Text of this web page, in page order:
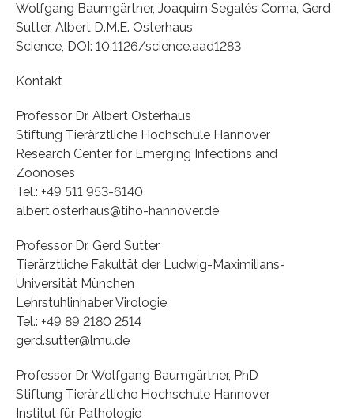
Wolfgang Baumgärtner, Joaquim Segalés Coma, Gerd
Sutter, Albert D.M.E. Osterhaus
Science, DOI: 10.1126/science.aad1283
Kontakt
Professor Dr. Albert Osterhaus
Stiftung Tierärztliche Hochschule Hannover
Research Center for Emerging Infections and
Zoonoses
Tel.: +49 511 953-6140
albert.osterhaus@tiho-hannover.de
Professor Dr. Gerd Sutter
Tierärztliche Fakultät der Ludwig-Maximilians-
Universität München
Lehrstuhlinhaber Virologie
Tel.: +49 89 2180 2514
gerd.sutter@lmu.de
Professor Dr. Wolfgang Baumgärtner, PhD
Stiftung Tierärztliche Hochschule Hannover
Institut für Pathologie